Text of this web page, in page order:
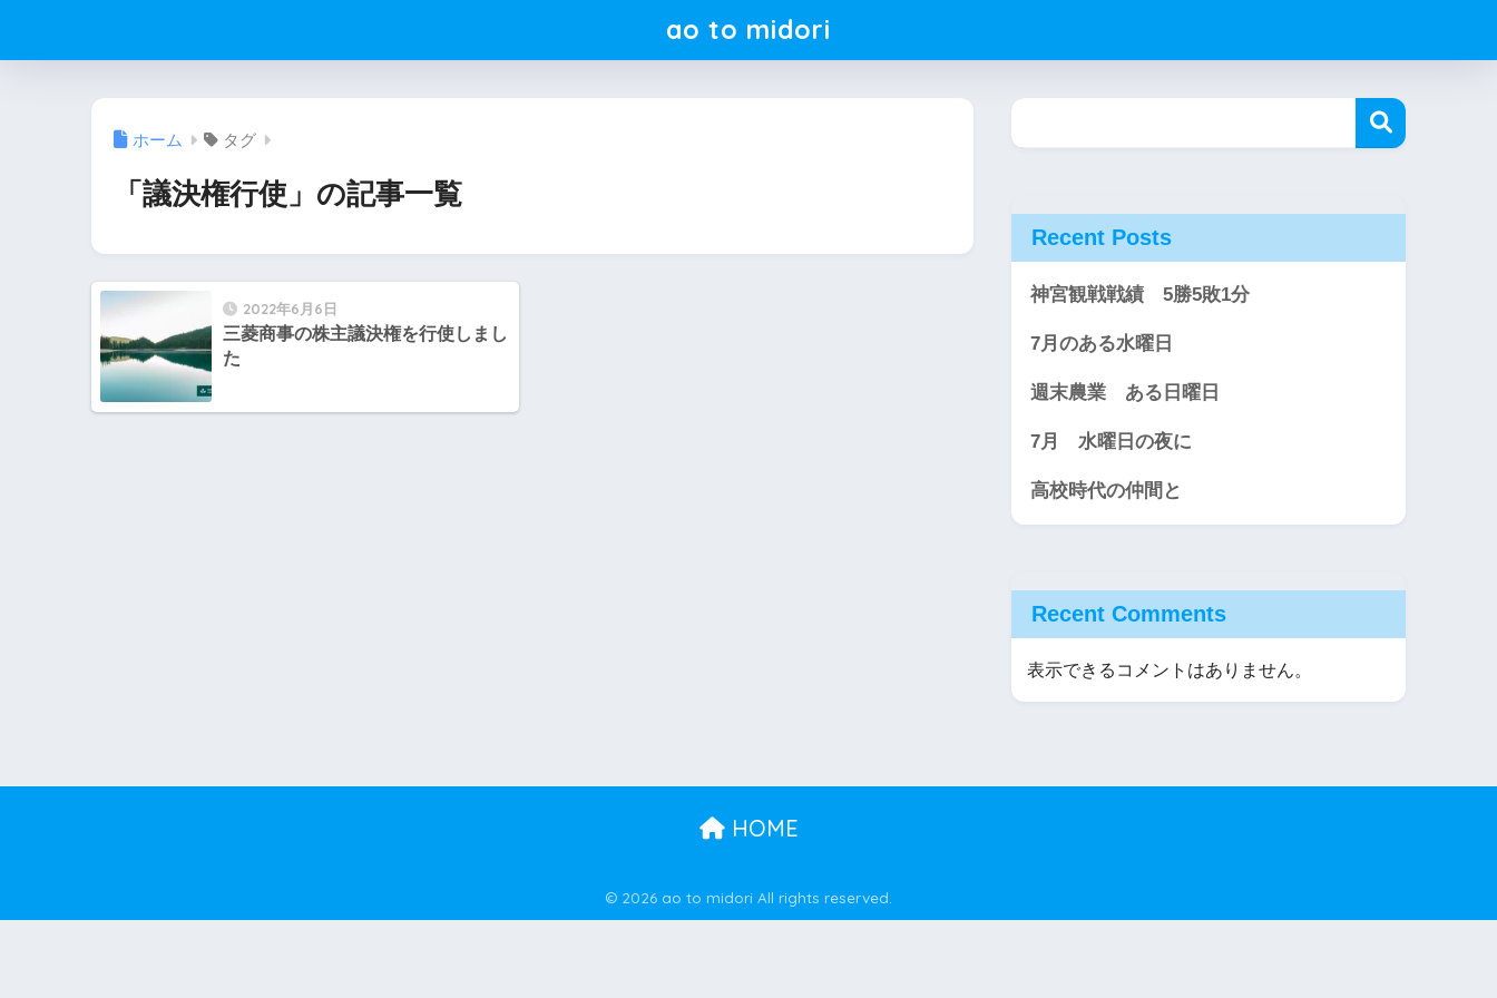
ao to midori
ホーム タグ
「議決権行使」の記事一覧
2022年6月6日
三菱商事の株主議決権を行使しまし
た
Recent Posts
神宮観戦戦績 5勝5敗1分
7月のある水曜日
週末農業 ある日曜日
7月 水曜日の夜に
高校時代の仲間と
Recent Comments
表示できるコメントはありません。
HOME
© 2026 ao to midori All rights reserved.